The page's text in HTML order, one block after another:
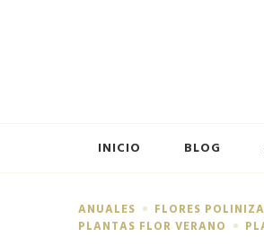
INICIO BLOG
ANUALES FLORES
PLANTAS FLOR VERANO